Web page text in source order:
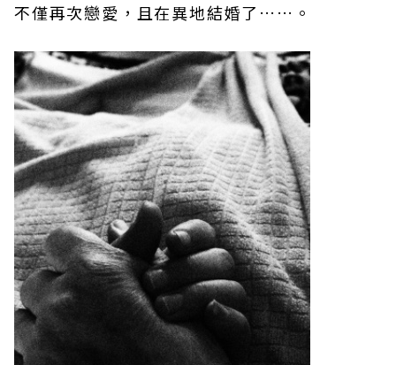
不僅再次戀愛，且在異地結婚了……。